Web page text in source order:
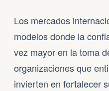
Los mercados
modelos donde la
vez mayor en la toma
organizaciones que
invierten en fortalecer